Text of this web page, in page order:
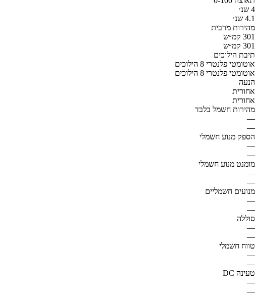
4 שנ׳
4.1 שנ׳
מהירות מרבית
301 קמ״ש
301 קמ״ש
תיבת הילוכים
אוטומטי פלנטרי 8 הילוכים
אוטומטי פלנטרי 8 הילוכים
הנעה
אחורית
אחורית
מהירות חשמל בלבד
—
—
הספק מנוע חשמלי
—
—
מומנט מנוע חשמלי
—
—
מנועים חשמליים
—
—
סוללה
—
—
טווח חשמלי
—
—
טעינה DC
—
—